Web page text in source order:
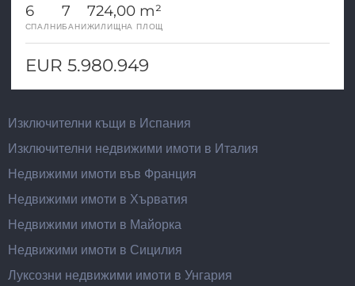
6
СПАЛНИ
7
БАНИ
724,00 m²
ЖИЛИЩНА ПЛОЩ
EUR 5.980.949
Изключителни къщи в Испания
Изключителни недвижими имоти в Италия
Недвижими имоти във Франция
Недвижими имоти в Хърватия
Недвижими имоти в Майорка
Недвижими имоти в Сицилия
Луксозни недвижими имоти в Унгария